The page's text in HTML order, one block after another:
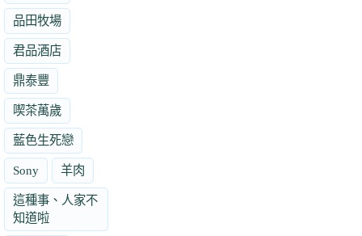
品田牧場
君品酒店
鼎泰豐
喫茶萬歲
藍色生死戀
Sony 羊肉
這種事、人家不
知道啦